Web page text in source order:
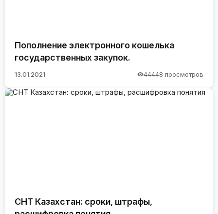
Пополнение электронного кошелька
государственных закупок.
13.01.2021 44448 просмотров
СНТ Казахстан: сроки, штрафы,